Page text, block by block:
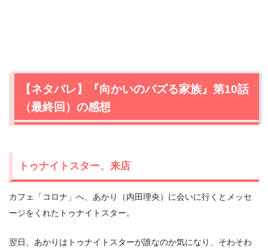
【ネタバレ】『向かいのバズる家族』第10話
（最終回）の感想
トゥナイトスター、来店
カフェ「コロナ」へ、あかり（内田理央）に会いに行くとメッセ
ージをくれたトゥナイトスター。
翌日、あかりはトゥナイトスターが誰なのか気になり、そわそわ